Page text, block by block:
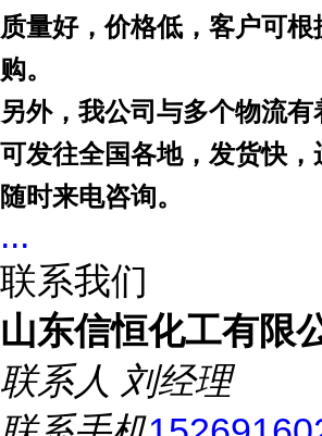
质量好，价格低，客户可
购。
另外，我公司与多个物流有
可发往全国各地，发货快，
随时来电咨询。
...
联系我们
山东信恒化工有限
联系人 刘经理